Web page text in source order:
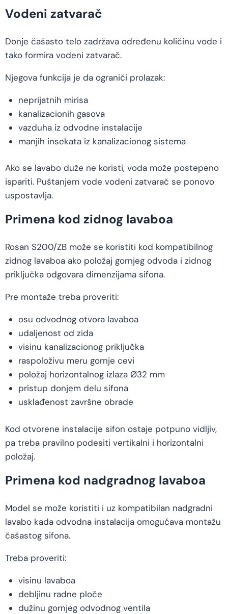
Vodeni zatvarač
Donje čašasto telo zadržava određenu količinu vode i
tako formira vodeni zatvarač.
Njegova funkcija je da ograniči prolazak:
neprijatnih mirisa
kanalizacionih gasova
vazduha iz odvodne instalacije
manjih insekata iz kanalizacionog sistema
Ako se lavabo duže ne koristi, voda može postepeno
ispariti. Puštanjem vode vodeni zatvarač se ponovo
uspostavlja.
Primena kod zidnog lavaboa
Rosan S200/ZB može se koristiti kod kompatibilnog
zidnog lavaboa ako položaj gornjeg odvoda i zidnog
priključka odgovara dimenzijama sifona.
Pre montaže treba proveriti:
osu odvodnog otvora lavaboa
udaljenost od zida
visinu kanalizacionog priključka
raspoloživu meru gornje cevi
položaj horizontalnog izlaza Ø32 mm
pristup donjem delu sifona
usklađenost završne obrade
Kod otvorene instalacije sifon ostaje potpuno vidljiv,
pa treba pravilno podesiti vertikalni i horizontalni
položaj.
Primena kod nadgradnog lavaboa
Model se može koristiti i uz kompatibilan nadgradni
lavabo kada odvodna instalacija omogućava montažu
čašastog sifona.
Treba proveriti:
visinu lavaboa
debljinu radne ploče
dužinu gornjeg odvodnog ventila